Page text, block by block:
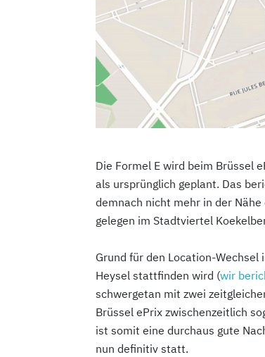
Die Formel E wird beim Brüssel
als ursprünglich geplant. Das
demnach nicht mehr in der
gelegen im Stadtviertel
Grund für den Location-Wechsel
Heysel stattfinden wird (wir
schwergetan mit zwei
Brüssel ePrix zwischenzeitlich
ist somit eine durchaus gute
nun definitiv statt.